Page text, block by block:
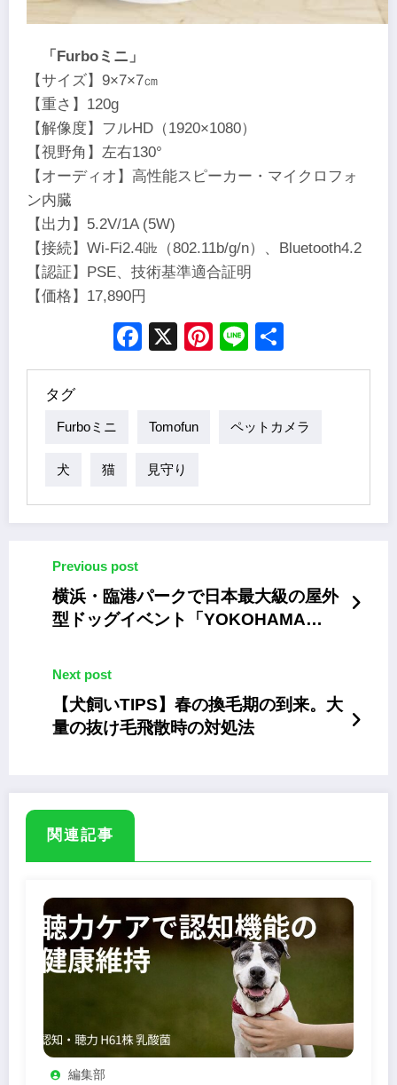
「Furboミニ」
【サイズ】9×7×7㎝
【重さ】120g
【解像度】フルHD（1920×1080）
【視野角】左右130°
【オーディオ】高性能スピーカー・マイクロフォ
ン内臓
【出力】5.2V/1A (5W)
【接続】Wi-Fi2.4㎓（802.11b/g/n）、Bluetooth4.2
【認証】PSE、技術基準適合証明
【価格】17,890円
Facebook
X Pinterest
Line
タグ
Furboミニ Tomofun ペットカメラ
犬 猫 見守り
Previous post
横浜・臨港パークで日本最大級の屋外
型ドッグイベント「YOKOHAMA
Next post
【犬飼いTIPS】春の換毛期の到来。大
量の抜け毛飛散時の対処法
関連記事
編集部